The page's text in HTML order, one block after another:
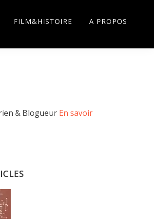
FILM&HISTOIRE A PROPOS
& Blogueur En savoir